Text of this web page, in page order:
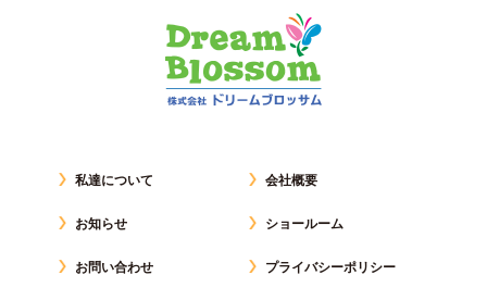
私達について
お知らせ
お問い合わせ
会社概要
ショールーム
プライバシーポリシー